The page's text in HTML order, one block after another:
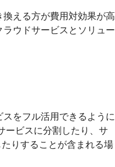
える方が費用対効果が高
ウドサービスとソリュー
をフル活用できるように
ービスに分割したり、サ
りすることが含まれる場